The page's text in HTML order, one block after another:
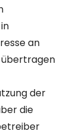
an
übertragen
der
die